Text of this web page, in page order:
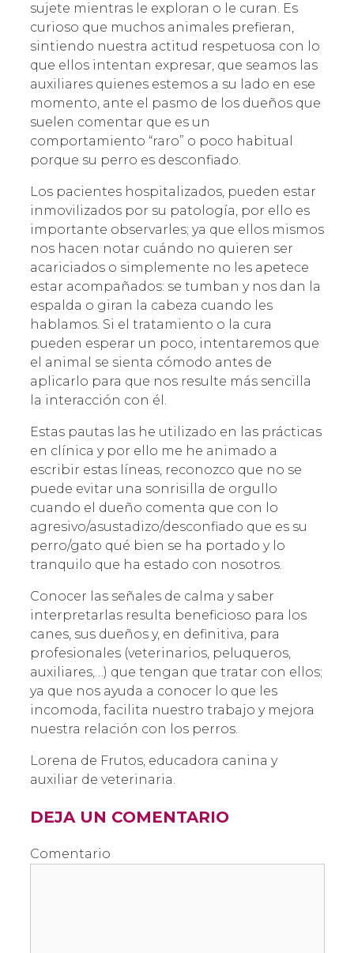
sujete mientras le exploran o le curan. Es
curioso que muchos animales prefieran,
sintiendo nuestra actitud respetuosa con lo
que ellos intentan expresar, que seamos las
auxiliares quienes estemos a su lado en ese
momento, ante el pasmo de los dueños que
suelen comentar que es un
comportamiento “raro” o poco habitual
porque su perro es desconfiado.
Los pacientes hospitalizados, pueden estar
inmovilizados por su patología, por ello es
importante observarles; ya que ellos mismos
nos hacen notar cuándo no quieren ser
acariciados o simplemente no les apetece
estar acompañados: se tumban y nos dan la
espalda o giran la cabeza cuando les
hablamos. Si el tratamiento o la cura
pueden esperar un poco, intentaremos que
el animal se sienta cómodo antes de
aplicarlo para que nos resulte más sencilla
la interacción con él.
Estas pautas las he utilizado en las prácticas
en clínica y por ello me he animado a
escribir estas líneas, reconozco que no se
puede evitar una sonrisilla de orgullo
cuando el dueño comenta que con lo
agresivo/asustadizo/desconfiado que es su
perro/gato qué bien se ha portado y lo
tranquilo que ha estado con nosotros.
Conocer las señales de calma y saber
interpretarlas resulta beneficioso para los
canes, sus dueños y, en definitiva, para
profesionales (veterinarios, peluqueros,
auxiliares,…) que tengan que tratar con ellos;
ya que nos ayuda a conocer lo que les
incomoda, facilita nuestro trabajo y mejora
nuestra relación con los perros.
Lorena de Frutos, educadora canina y
auxiliar de veterinaria.
DEJA UN COMENTARIO
Comentario